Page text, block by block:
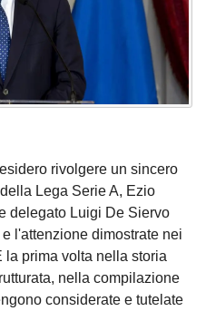
rivolgere un sincero
Lega Serie A, Ezio
delegato Luigi De Siervo
l'attenzione dimostrate nei
prima volta nella storia
nella compilazione
considerate e tutelate